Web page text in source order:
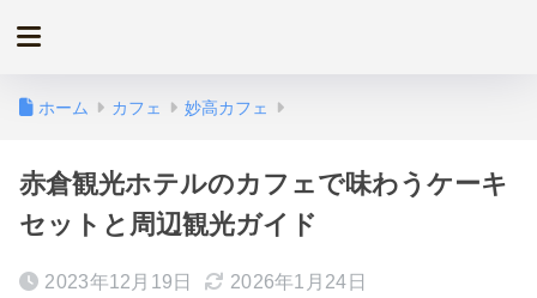
ホーム カフェ 妙高カフェ
赤倉観光ホテルのカフェで味わうケーキ
セットと周辺観光ガイド
2023年12月19日 2026年1月24日